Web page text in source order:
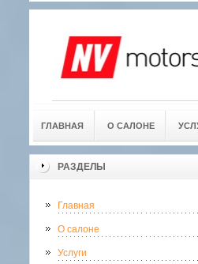
ГЛАВНАЯ О САЛОНЕ
РАЗДЕЛЫ
Главная
О салоне
Услуги